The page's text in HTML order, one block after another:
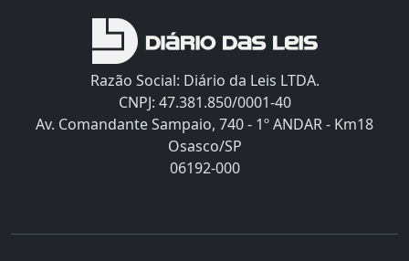
Razão Social: Diário da Leis LTDA.
CNPJ: 47.381.850/0001-40
Av. Comandante Sampaio, 740 - 1º ANDAR - Km18
Osasco/SP
06192-000